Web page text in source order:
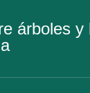
árboles